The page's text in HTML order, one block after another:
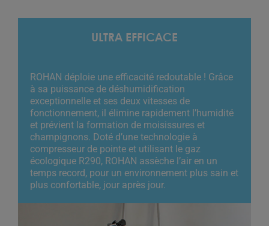
ULTRA EFFICACE
ROHAN déploie une efficacité redoutable ! Grâce
à sa puissance de déshumidification
exceptionnelle et ses deux vitesses de
fonctionnement, il élimine rapidement l’humidité
et prévient la formation de moisissures et
champignons. Doté d’une technologie à
compresseur de pointe et utilisant le gaz
écologique R290, ROHAN assèche l’air en un
temps record, pour un environnement plus sain et
plus confortable, jour après jour.